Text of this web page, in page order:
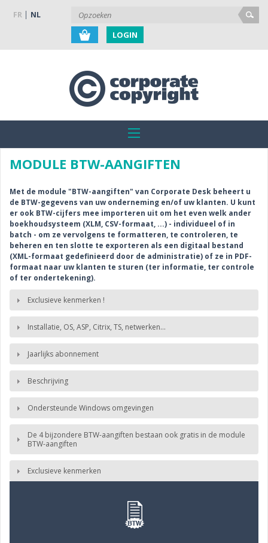
FR NL
LOGIN
MODULE BTW-AANGIFTEN
Met de module "BTW-aangiften" van Corporate Desk beheert u
de BTW-gegevens van uw onderneming en/of uw klanten. U kunt
er ook BTW-cijfers mee importeren uit om het even welk ander
boekhoudsysteem (XLM, CSV-formaat, ...) - individueel of in
batch - om ze vervolgens te formatteren, te controleren, te
beheren en ten slotte te exporteren als een digitaal bestand
(XML-formaat gedefinieerd door de administratie) of ze in PDF-
formaat naar uw klanten te sturen (ter informatie, ter controle
of ter ondertekening).
Exclusieve kenmerken !
Installatie, OS, ASP, Citrix, TS, netwerken...
Jaarlijks abonnement
Beschrijving
Ondersteunde Windows omgevingen
De 4 bijzondere BTW-aangiften bestaan ook gratis in de module
BTW-aangiften
Exclusieve kenmerken